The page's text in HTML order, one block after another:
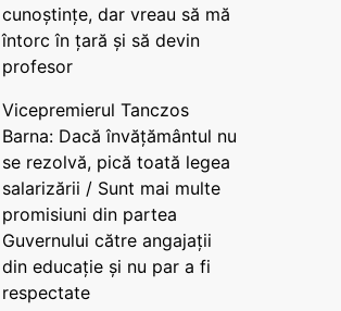
cunoștințe, dar vreau să mă
întorc în țară și să devin
profesor
Vicepremierul Tanczos
Barna: Dacă învățământul nu
se rezolvă, pică toată legea
salarizării / Sunt mai multe
promisiuni din partea
Guvernului către angajații
din educație și nu par a fi
respectate